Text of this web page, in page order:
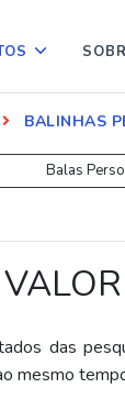
BALINHAS
Balas
das
mesmo